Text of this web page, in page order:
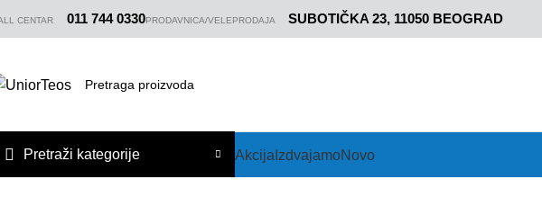
CENTAR 011 744 0330PRODAVNICA/VELEPRODAJA SUBOTIČKA 23, 11050 BEOGRAD
Pretraži kategorije Akcija IzdvajamoNovo